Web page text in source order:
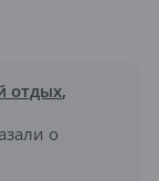
отдых,
о